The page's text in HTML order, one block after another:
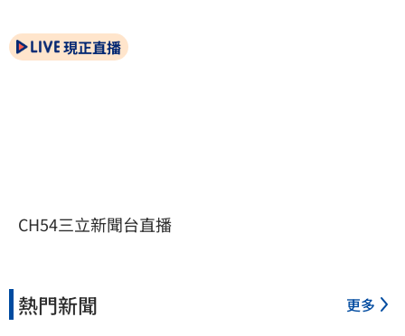
現正直播
CH54三立新聞台直播
熱門新聞 更多